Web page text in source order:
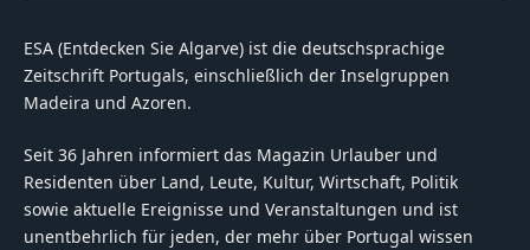
ESA (Entdecken Sie Algarve) ist die deutschsprachige
Zeitschrift Portugals, einschließlich der Inselgruppen
Madeira und Azoren.
Seit 36 Jahren informiert das Magazin Urlauber und
Residenten über Land, Leute, Kultur, Wirtschaft, Politik
sowie aktuelle Ereignisse und Veranstaltungen und ist
unentbehrlich für jeden, der mehr über Portugal wissen